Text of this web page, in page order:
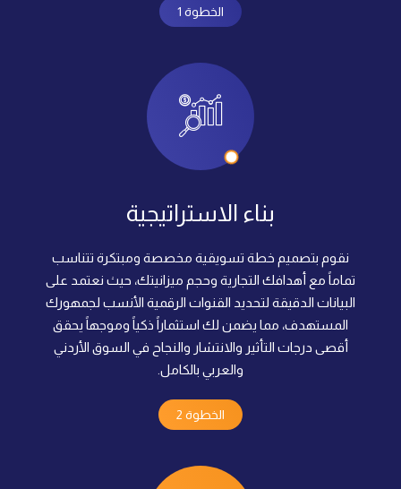
الخطوة 1
بناء الاستراتيجية
نقوم بتصميم خطة تسويقية مخصصة ومبتكرة تتناسب
تماماً مع أهدافك التجارية وحجم ميزانيتك، حيث نعتمد على
البيانات الدقيقة لتحديد القنوات الرقمية الأنسب لجمهورك
المستهدف، مما يضمن لك استثماراً ذكياً وموجهاً يحقق
أقصى درجات التأثير والانتشار والنجاح في السوق الأردني
والعربي بالكامل.
الخطوة 2